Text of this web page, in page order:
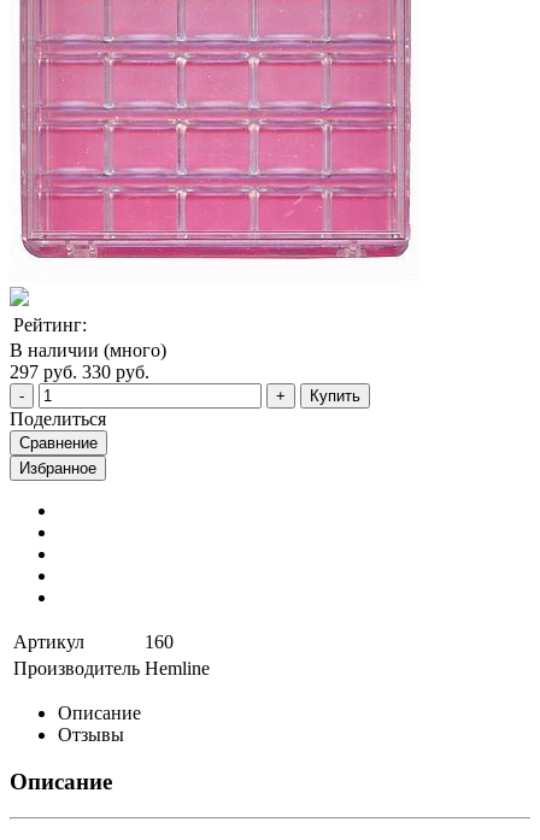
Рейтинг:
В наличии (много)
297 руб. 330 руб.
Купить
Поделиться
Сравнение
Избранное
Артикул
160
Производитель Hemline
Описание
Отзывы
Описание